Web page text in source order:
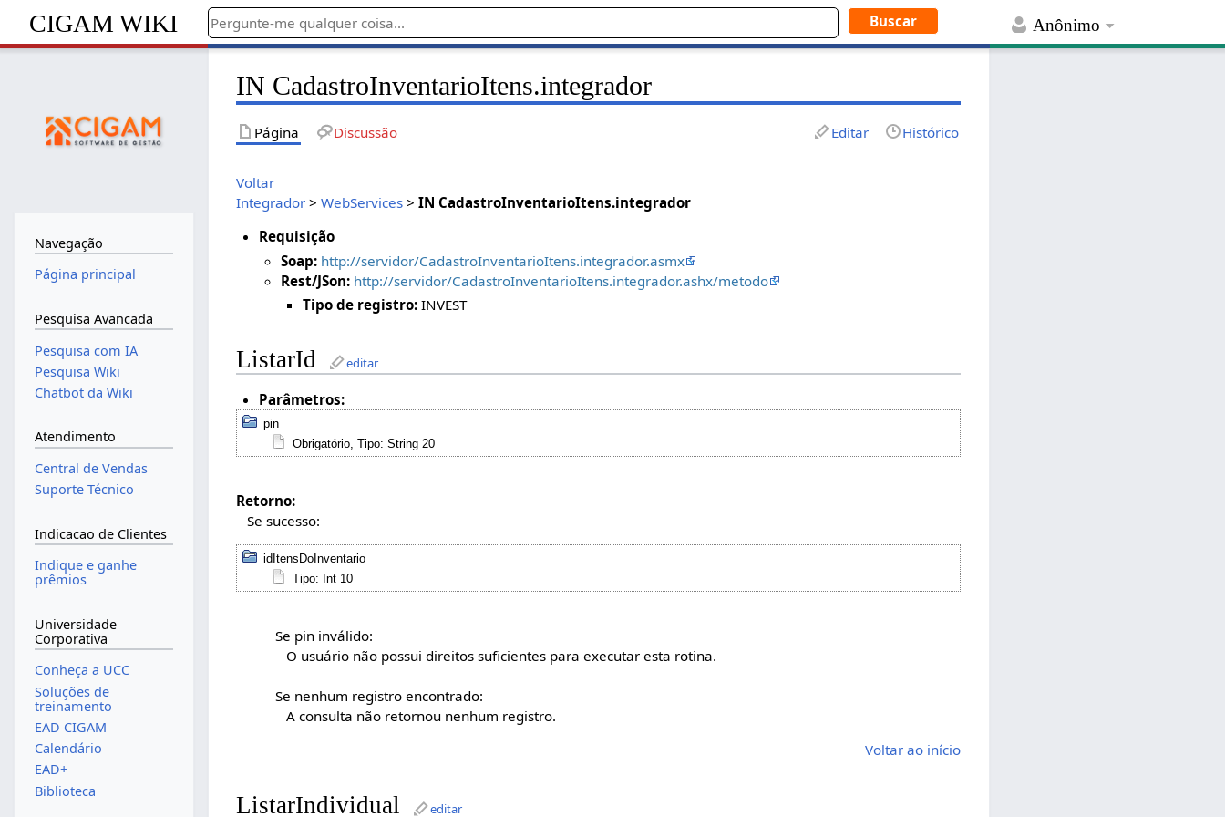
Anônimo
CIGAM WIKI
IN CadastroInventarioItens.integrador
Página Discussão Editar Histórico
Voltar
Integrador >WebServices >IN CadastroInventarioItens.integrador
Requisição
Soap: http://servidor/CadastroInventarioItens.integrador.asmx
Rest/JSon: http://servidor/CadastroInventarioItens.integrador.ashx/metodo
Tipo de registro: INVEST
ListarId editar
Parâmetros:
pin
Obrigatório, Tipo: String 20
Retorno:
Se sucesso:
idItensDoInventario
Tipo: Int 10
Se pin inválido:
O usuário não possui direitos suficientes para executar esta rotina.
Se nenhum registro encontrado:
A consulta não retornou nenhum registro.
Voltar ao início
ListarIndividual editar
Navegação
Página principal
Pesquisa Avancada
Pesquisa com IA
Pesquisa Wiki
Chatbot da Wiki
Atendimento
Central de Vendas
Suporte Técnico
Indicacao de Clientes
Indique e ganhe
prêmios
Universidade
Corporativa
Conheça a UCC
Soluções de
treinamento
EAD CIGAM
Calendário
EAD+
Biblioteca